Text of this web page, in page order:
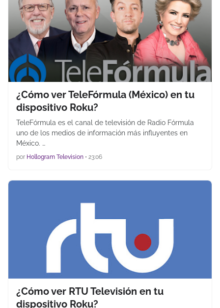
¿Cómo ver TeleFórmula (México) en tu
dispositivo Roku?
TeleFórmula es el canal de televisión de Radio Fórmula
uno de los medios de información más influyentes en
México. …
por Hollogram Television • 23:06
¿Cómo ver RTU Televisión en tu
dispositivo Roku?